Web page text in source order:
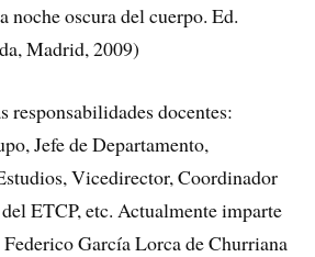
noche oscura del cuerpo. Ed.
Madrid, 2009)
responsabilidades docentes:
Jefe de Departamento,
Vicedirector, Coordinador
ETCP, etc. Actualmente imparte
Federico García Lorca de Churriana